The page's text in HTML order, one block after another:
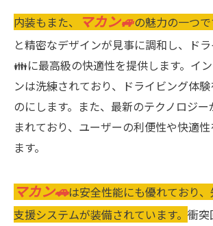
内装もまた、 マカン🚙の魅力の一つで
と精密なデザインが見事に調和し、ド
👪に最高級の快適性を提供します。イ
ンは洗練されており、ドライビング体
のにします。また、最新のテクノロジ
まれており、ユーザーの利便性や快適
ます。
マカン🚗は安全性能にも優れており
支援システムが装備されています。 衝突